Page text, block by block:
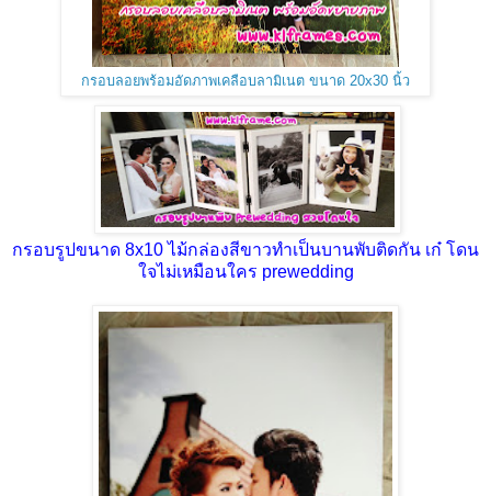
กรอบลอยพร้อมอัดภาพเคลือบลามิเนต ขนาด 20x30 นิ้ว
กรอบรูปขนาด 8x10 ไม้กล่องสีขาวทำเป็นบานพับติดกัน เก๋ โดน
ใจไม่เหมือนใคร prewedding